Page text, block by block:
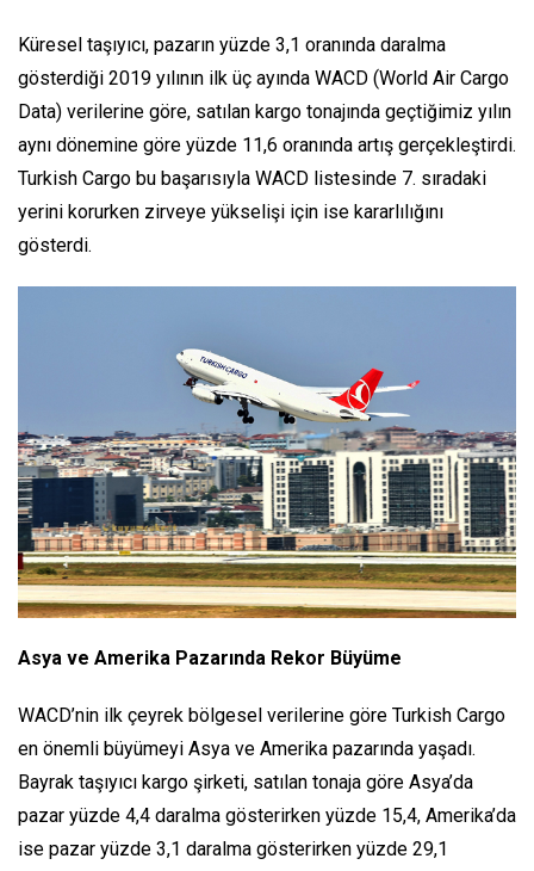
Küresel taşıyıcı, pazarın yüzde 3,1 oranında daralma
gösterdiği 2019 yılının ilk üç ayında WACD (World Air Cargo
Data) verilerine göre, satılan kargo tonajında geçtiğimiz yılın
aynı dönemine göre yüzde 11,6 oranında artış gerçekleştirdi.
Turkish Cargo bu başarısıyla WACD listesinde 7. sıradaki
yerini korurken zirveye yükselişi için ise kararlılığını
gösterdi.
Asya ve Amerika Pazarında Rekor Büyüme
WACD’nin ilk çeyrek bölgesel verilerine göre Turkish Cargo
en önemli büyümeyi Asya ve Amerika pazarında yaşadı.
Bayrak taşıyıcı kargo şirketi, satılan tonaja göre Asya’da
pazar yüzde 4,4 daralma gösterirken yüzde 15,4, Amerika’da
ise pazar yüzde 3,1 daralma gösterirken yüzde 29,1